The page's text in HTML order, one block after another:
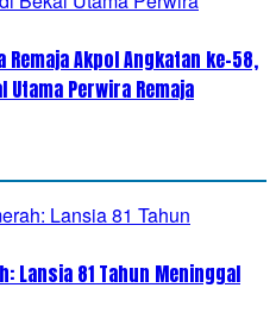
Akpol Angkatan ke-58,
Perwira Remaja
Lansia 81 Tahun Meninggal